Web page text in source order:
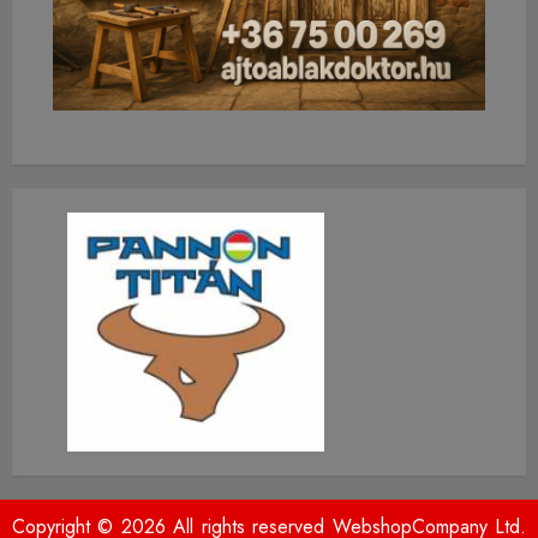
Copyright © 2026 All rights reserved WebshopCompany Ltd.